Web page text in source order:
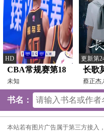
HD
CBA常规赛第18
轮 江苏肯帝亚
VS山西汾酒
20240229（原
声）
未知
更新第
长歌
蔡正杰
刘美辰
书名：
本站若有图片广告属于第三方接入